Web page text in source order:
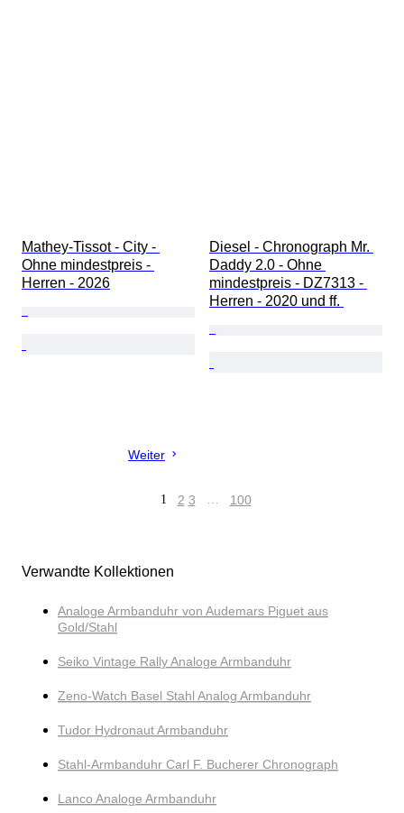
Mathey-Tissot - City -
Ohne mindestpreis -
Herren - 2026
Diesel - Chronograph Mr.
Daddy 2.0 - Ohne
mindestpreis - DZ7313 -
Herren - 2020 und ff.
Weiter
1 2 3 … 100
Verwandte Kollektionen
Analoge Armbanduhr von Audemars Piguet aus
Gold/Stahl
Seiko Vintage Rally Analoge Armbanduhr
Zeno-Watch Basel Stahl Analog Armbanduhr
Tudor Hydronaut Armbanduhr
Stahl-Armbanduhr Carl F. Bucherer Chronograph
Lanco Analoge Armbanduhr